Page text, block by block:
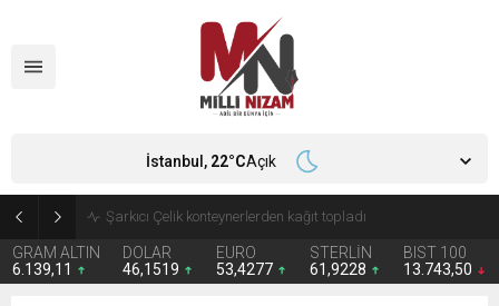
İran 2 ülkeyi birden vurdu
GRAM ALTIN
6.139,11
DOLAR
46,1519
EURO
53,4277
STERLİN
61,9228
BIST 100
13.743,50
İstanbul, 22°CAçık